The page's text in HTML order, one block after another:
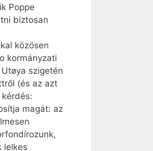
Poppe
biztosan
közösen
kormányzati
szigetén
(és az azt
magát: az
lelkes